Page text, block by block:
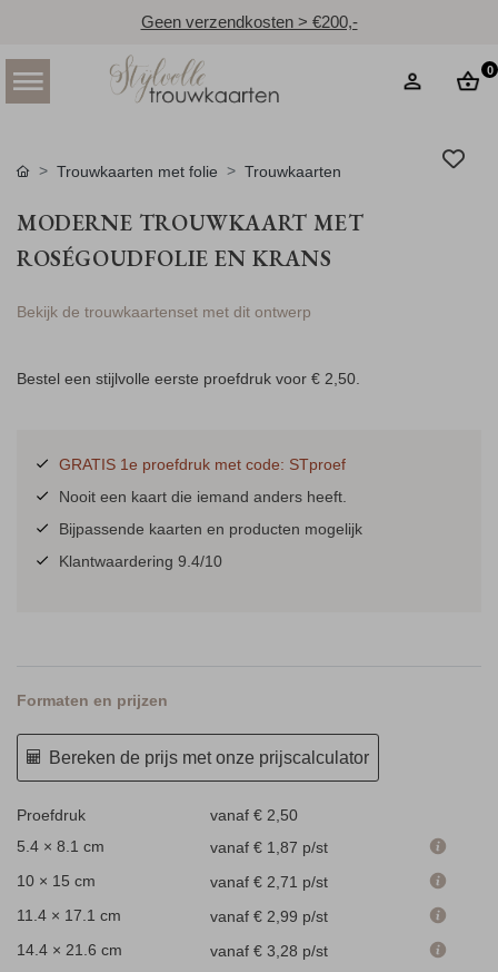
Geen verzendkosten > €200,-
0
Trouwkaarten met folie Trouwkaarten
MODERNE TROUWKAART MET
ROSÉGOUDFOLIE EN KRANS
Bekijk de trouwkaartenset met dit ontwerp
Bestel een stijlvolle eerste proefdruk voor € 2,50.
GRATIS 1e proefdruk met code: STproef
Nooit een kaart die iemand anders heeft.
Bijpassende kaarten en producten mogelijk
Klantwaardering 9.4/10
Formaten en prijzen
Bereken de prijs met onze prijscalculator
Proefdruk
vanaf € 2,50
5.4 × 8.1 cm
vanaf € 1,87 p/st
10 × 15 cm
vanaf € 2,71 p/st
11.4 × 17.1 cm
vanaf € 2,99 p/st
14.4 × 21.6 cm
vanaf € 3,28 p/st